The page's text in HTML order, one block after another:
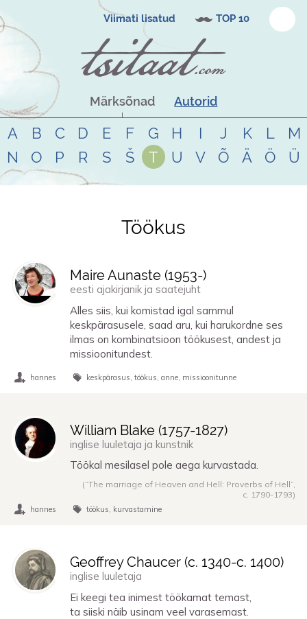
Viimati lisatud TOP 10
Märksõnad Autorid
A B C D E F G H I J K L
M
N
O P R S Š T U V Õ Ä Ö Ü
Tsitaadid teemaltöökus
Töökus
Maire Aunaste (1953-)
eesti ajakirjanik ja saatejuht
Alles siis, kui komistad igal sammul
keskpärasusele, saad aru, kui harukordne ses
ilmas on kombinatsioon töökusest, andest ja
missioonitundest.
hannes keskpärasus töökus anne missioonitunne
William Blake (1757-1827)
inglise luuletaja ja kunstnik
Töökal mesilasel pole aega kurvastada.
(“The marriage of Heaven and Hell: Proverbs of Hell”,
c. 1790- 1793)
hannes töökus kurvastamine
Geoffrey Chaucer (c. 1340-c. 1400)
inglise luuletaja
Ei keegi tea inimest töökamat temast,
ta siiski näib usinam veel varasemast.